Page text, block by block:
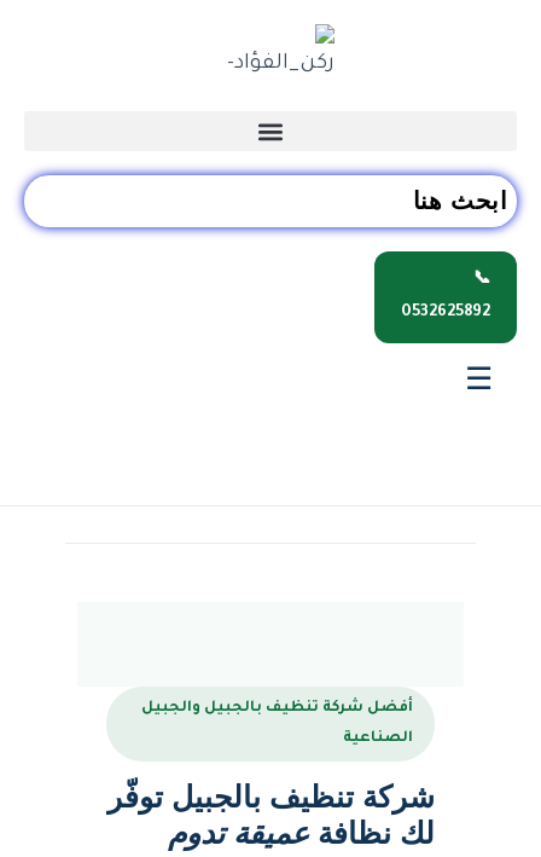
📞
0532625892
☰
أفضل شركة تنظيف بالجبيل والجبيل
الصناعية
شركة تنظيف بالجبيل توفّر
لك نظافةعميقة تدوم